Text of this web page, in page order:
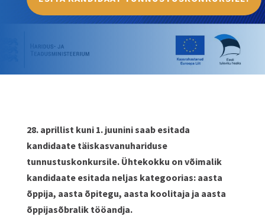
28. aprillist kuni 1. juunini saab esitada
kandidaate täiskasvanuhariduse
tunnustuskonkursile. Ühtekokku on võimalik
kandidaate esitada neljas kategoorias: aasta
õppija, aasta õpitegu, aasta koolitaja ja aasta
õppijasõbralik tööandja.